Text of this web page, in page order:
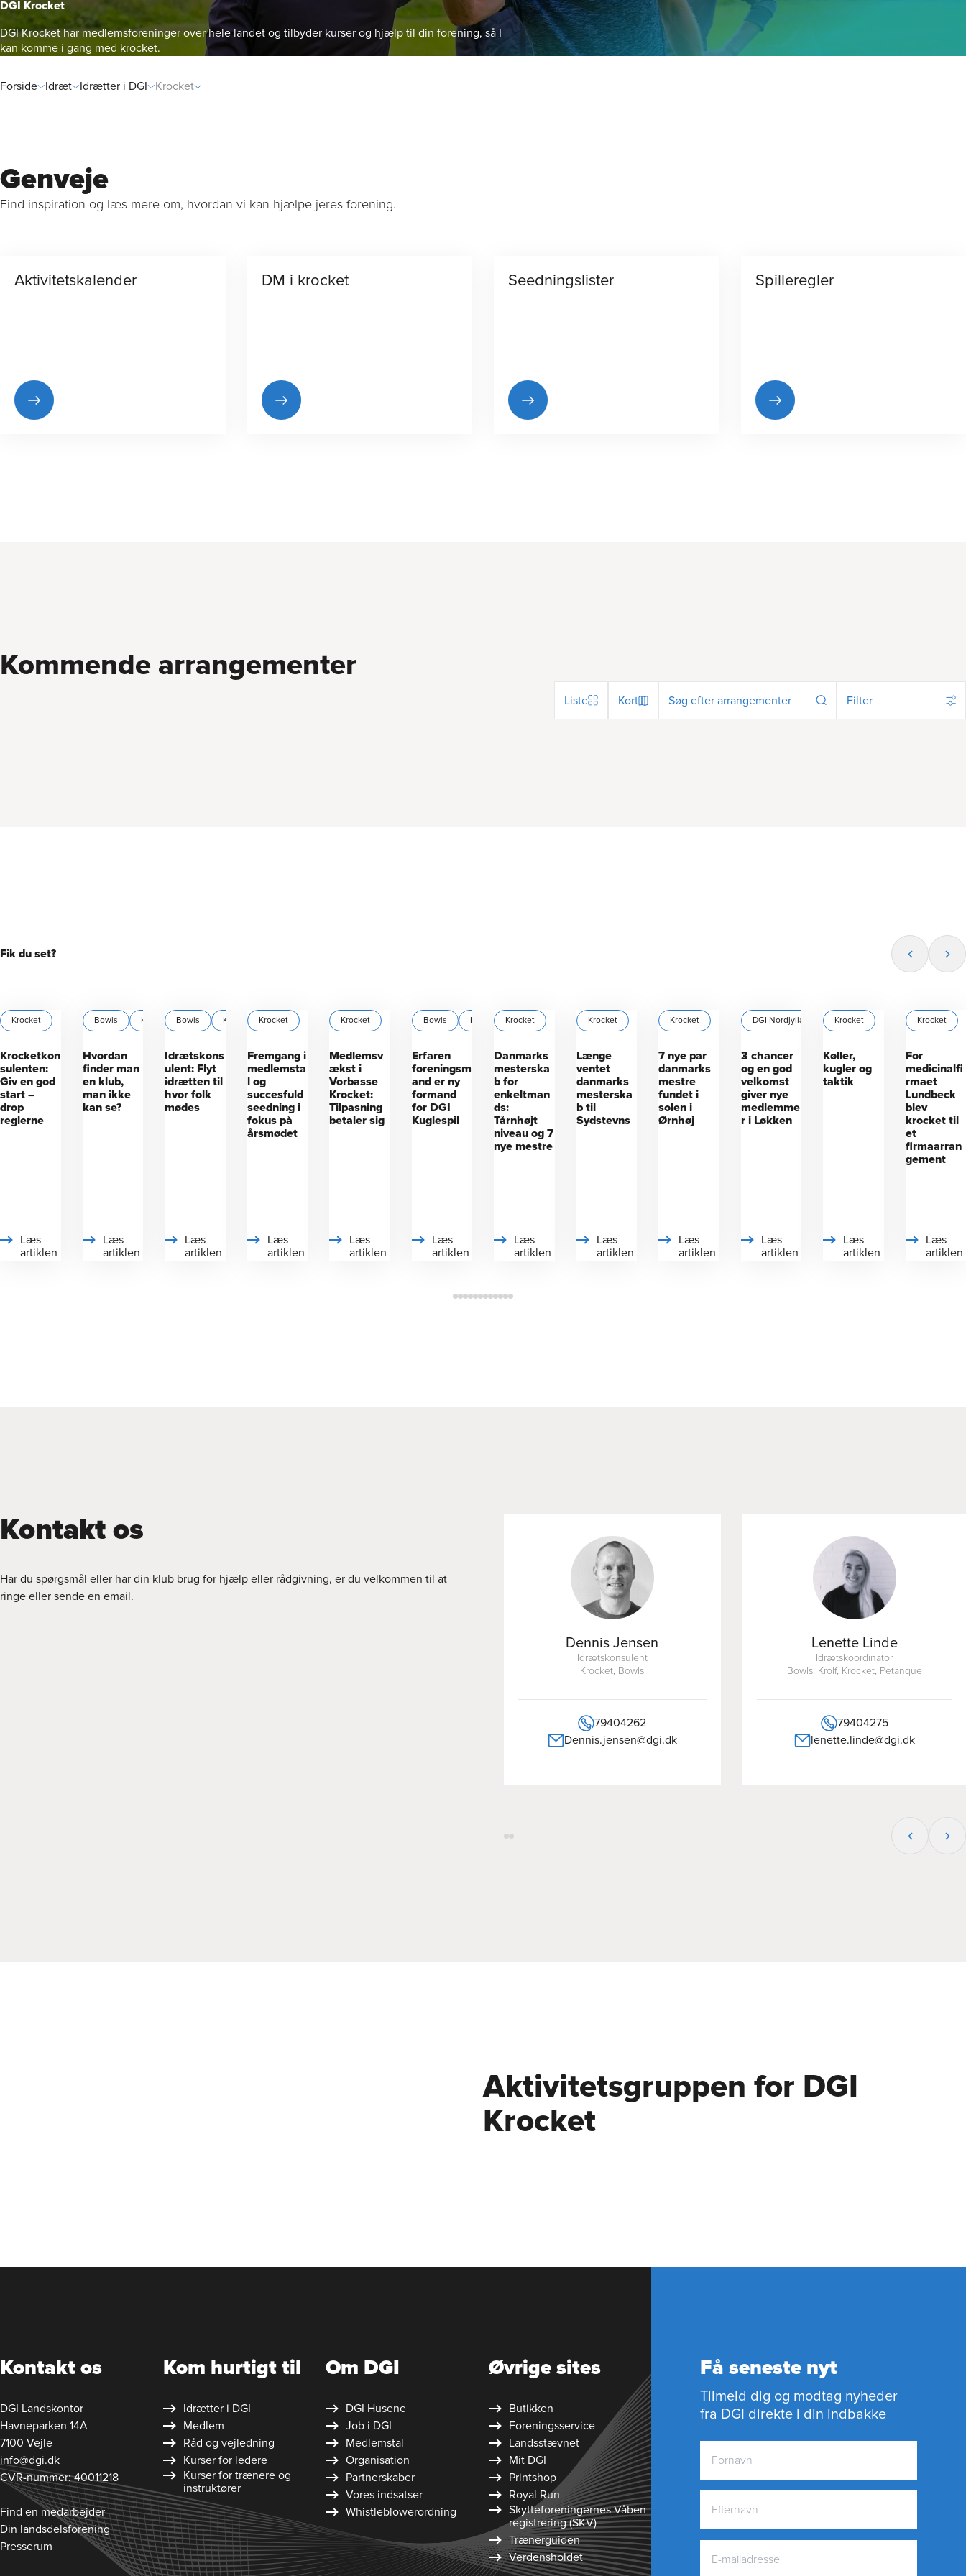
DGI Krocket
DGI Krocket har medlemsforeninger over hele landet og tilbyder kurser og hjælp til din forening, så I
kan komme i gang med krocket.
Forside Idræt Idrætter i DGI Krocket
Genveje
Find inspiration og læs mere om, hvordan vi kan hjælpe jeres forening.
Aktivitets­kalender DM i krocket Seedningslister Spilleregler
Kommende arrangementer
Filter
Liste Kort
Fik du set?
Krocket
Krocketkon
sulenten:
Giv en god
start –
drop
reglerne
Læs
artiklen
Bowls Krocket Krolf
Hvordan
finder man
en klub,
man ikke
kan se?
Læs
artiklen
Bowls Krocket Krolf
Idrætskons
ulent: Flyt
idrætten til
hvor folk
mødes
Læs
artiklen
Krocket
Fremgang i
medlemsta
l og
succesfuld
seedning i
fokus på
årsmødet
Læs
artiklen
Krocket
Medlemsv
ækst i
Vorbasse
Krocket:
Tilpasning
betaler sig
Læs
artiklen
Bowls Krocket Krolf
Erfaren
foreningsm
and er ny
formand
for DGI
Kuglespil
Læs
artiklen
Krocket
Danmarks
mesterska
b for
enkeltman
ds:
Tårnhøjt
niveau og 7
nye mestre
Læs
artiklen
Krocket
Længe
ventet
danmarks
mesterska
b til
Sydstevns
Læs
artiklen
Krocket
7 nye par
danmarks
mestre
fundet i
solen i
Ørnhøj
Læs
artiklen
DGI Nordjylland Krocket
3 chancer
og en god
velkomst
giver nye
medlemme
r i Løkken
Læs
artiklen
Krocket
Køller,
kugler og
taktik
Læs
artiklen
Krocket
For
medicinalfi
rmaet
Lundbeck
blev
krocket til
et
firmaarran
gement
Læs
artiklen
Kontakt os
Har du spørgsmål eller har din klub brug for hjælp eller rådgivning, er du velkommen til at
ringe eller sende en email.
Dennis Jensen
Idrætskonsulent
Krocket, Bowls
79404262
Dennis.jensen@dgi.dk
Lenette Linde
Idrætskoordinator
Bowls, Krolf, Krocket, Petanque
79404275
lenette.linde@dgi.dk
Aktivitetsgruppen for DGI
Krocket
Kontakt os
DGI Landskontor
Havneparken 14A
7100 Vejle
info@dgi.dk
CVR-nummer: 40011218
Find en medarbejder
Din landsdelsforening
Presserum
Kom hurtigt til
Idrætter i DGI
Medlem
Råd og vejledning
Kurser for ledere
Kurser for trænere og
instruktører
Om DGI
DGI Husene
Job i DGI
Medlemstal
Organisation
Partnerskaber
Vores indsatser
Whistleblower­ordning
Øvrige sites
Butikken
Foreningsservice
Landsstævnet
Mit DGI
Printshop
Royal Run
Skytte­foreningernes Våben­
registrering (SKV)
Trænerguiden
Verdensholdet
Få seneste nyt
Tilmeld dig og modtag nyheder
fra DGI direkte i din indbakke